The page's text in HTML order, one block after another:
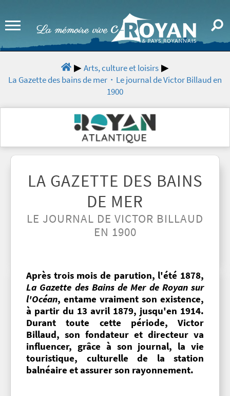
Arts, culture et loisirs
La Gazette des bains de mer・Le journal de Victor Billaud en
1900
LA GAZETTE DES BAINS
DE MER
LE JOURNAL DE VICTOR BILLAUD
EN 1900
Après trois mois de parution, l'été 1878,
La Gazette des Bains de Mer de Royan sur
l'Océan, entame vraiment son existence,
à partir du 13 avril 1879, jusqu'en 1914.
Durant toute cette période, Victor
Billaud, son fondateur et directeur va
influencer, grâce à son journal, la vie
touristique, culturelle de la station
balnéaire et assurer son rayonnement.